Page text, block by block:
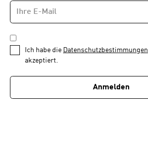
Newsletter
1
von
E-
MAIL-
ADRESSE
DATENSCHUTZBESTIMMUNGEN
*
Ich habe die Datenschutzbestimmungen
akzeptiert.
Anmelden